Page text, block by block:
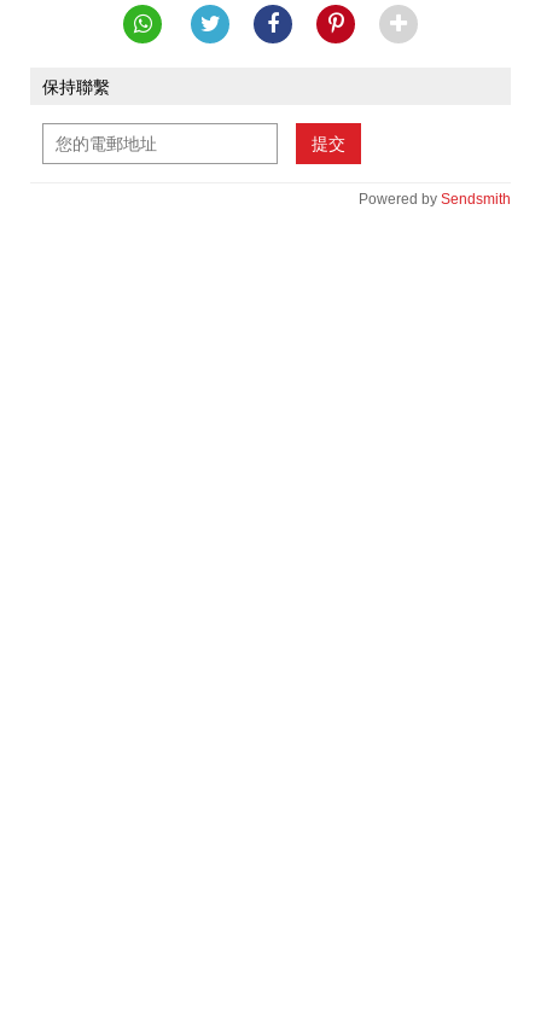
保持聯繫
提交
Powered by Sendsmith